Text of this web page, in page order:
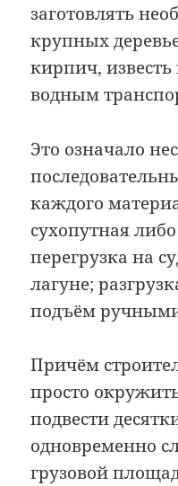
заготовлять
крупных
кирпич,
водным
Это означало
каждого
сухопутная
перегрузка на
лагуне;
подъём
Причём
просто
подвести
одновременно
грузовой